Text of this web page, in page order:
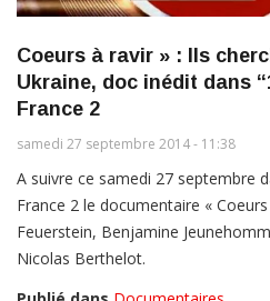
Coeurs à ravir » : Ils
Ukraine, doc inédit dans
France 2
samedi 27 septembre 2014 - 11:38
A suivre ce samedi 27 septembre
France 2 le documentaire «
Feuerstein, Benjamine
Nicolas Berthelot.